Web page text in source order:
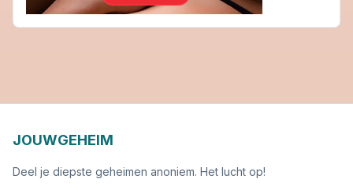
JOUWGEHEIM
Deel je diepste geheimen anoniem. Het lucht op!